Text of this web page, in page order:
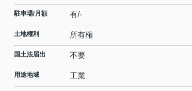
駐車場/月額 有/-
土地権利 所有権
国土法届出 不要
用途地域 工業